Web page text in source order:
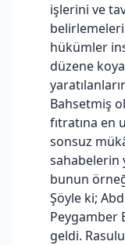
işlerini ve
hükümler
düzene
Bahsetmiş
fıtratına en
sonsuz
sahabelerin
bunun
Şöyle ki;
Peygamber
geldi.